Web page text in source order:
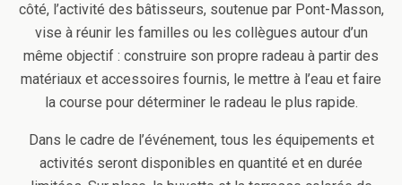
côté, l’activité des bâtisseurs, soutenue par Pont-Masson,
vise à réunir les familles ou les collègues autour d’un
même objectif : construire son propre radeau à partir des
matériaux et accessoires fournis, le mettre à l’eau et faire
la course pour déterminer le radeau le plus rapide.
Dans le cadre de l’événement, tous les équipements et
activités seront disponibles en quantité et en durée